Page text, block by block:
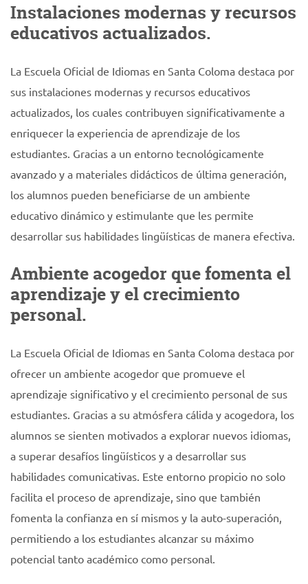
Instalaciones modernas y recursos
educativos actualizados.
La Escuela Oficial de Idiomas en Santa Coloma destaca por
sus instalaciones modernas y recursos educativos
actualizados, los cuales contribuyen significativamente a
enriquecer la experiencia de aprendizaje de los
estudiantes. Gracias a un entorno tecnológicamente
avanzado y a materiales didácticos de última generación,
los alumnos pueden beneficiarse de un ambiente
educativo dinámico y estimulante que les permite
desarrollar sus habilidades lingüísticas de manera efectiva.
Ambiente acogedor que fomenta el
aprendizaje y el crecimiento
personal.
La Escuela Oficial de Idiomas en Santa Coloma destaca por
ofrecer un ambiente acogedor que promueve el
aprendizaje significativo y el crecimiento personal de sus
estudiantes. Gracias a su atmósfera cálida y acogedora, los
alumnos se sienten motivados a explorar nuevos idiomas,
a superar desafíos lingüísticos y a desarrollar sus
habilidades comunicativas. Este entorno propicio no solo
facilita el proceso de aprendizaje, sino que también
fomenta la confianza en sí mismos y la auto-superación,
permitiendo a los estudiantes alcanzar su máximo
potencial tanto académico como personal.